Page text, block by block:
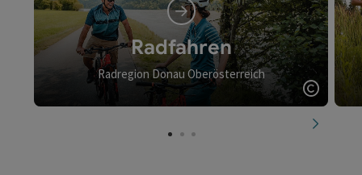
Radfahren
Radregion Donau Oberösterreich